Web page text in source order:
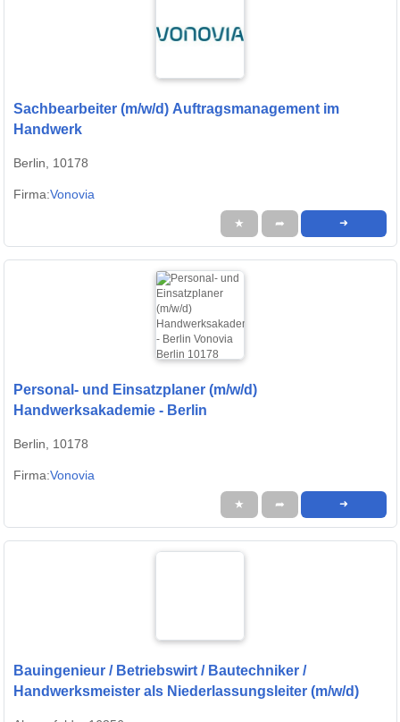
Sachbearbeiter (m/w/d) Auftragsmanagement im
Handwerk
Berlin, 10178
Firma:Vonovia
★ ➦ ➜
Personal- und Einsatzplaner (m/w/d)
Handwerksakademie - Berlin
Berlin, 10178
Firma:Vonovia
★ ➦ ➜
Bauingenieur / Betriebswirt / Bautechniker /
Handwerksmeister als Niederlassungsleiter (m/w/d)